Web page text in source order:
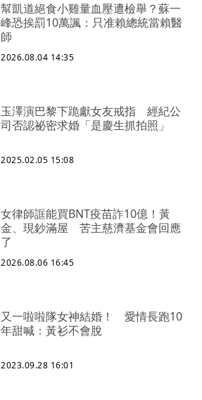
幫凱道絕食小雞量血壓遭檢舉？蘇一
峰恐挨罰10萬諷：只准賴總統當賴醫
師
2026.08.04 14:35
玉澤演巴黎下跪獻女友戒指 經紀公
司否認祕密求婚「是慶生抓拍照」
2025.02.05 15:08
女律師誆能買BNT疫苗詐10億！黃
金、現鈔滿屋 苦主慈濟基金會回應
了
2026.08.06 16:45
又一啦啦隊女神結婚！ 愛情長跑10
年甜喊：黃衫不會脫
2023.09.28 16:01